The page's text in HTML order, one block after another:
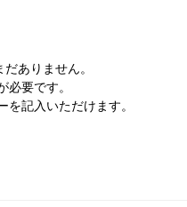
ありません。
必要です。
を記入いただけます。